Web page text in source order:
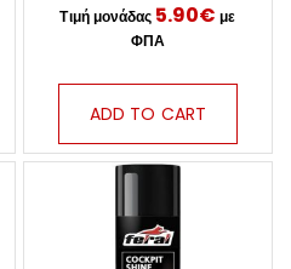
5.90€
ADD TO CART